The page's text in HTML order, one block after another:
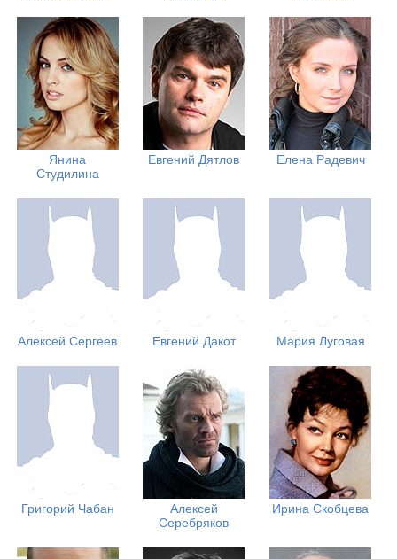
Янина
Студилина
Евгений Дятлов Елена Радевич
Алексей Сергеев Евгений Дакот Мария Луговая
Григорий Чабан
Алексей
Серебряков
Ирина Скобцева